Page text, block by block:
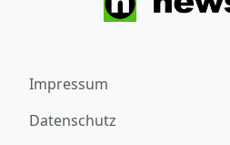
Impressum
Datenschutz